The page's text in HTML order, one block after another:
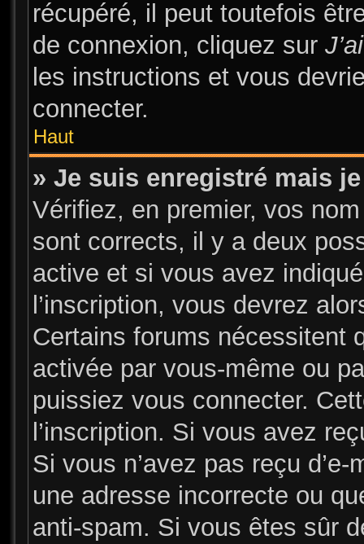
récupéré, il peut toutefois
de connexion, cliquez sur
les instructions et vous
connecter.
Haut
» Je suis enregistré mais
Vérifiez, en premier, vos
sont corrects, il y a deux
active et si vous avez
l’inscription, vous devrez
Certains forums nécessitent
activée par vous-même ou
puissiez vous connecter.
l’inscription. Si vous avez
Si vous n’avez pas reçu
une adresse incorrecte ou
anti-spam. Si vous êtes sûr